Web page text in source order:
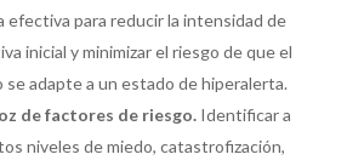
efectiva para reducir la intensidad de
inicial y minimizar el riesgo de que el
se adapte a un estado de hiperalerta.
de factores de riesgo.Identificar a
niveles de miedo, catastrofización,